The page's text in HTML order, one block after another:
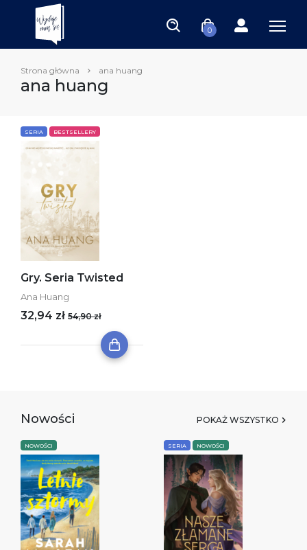
0
Strona główna ana huang
ana huang
SERIA BESTSELLERY
Gry. Seria Twisted
Ana Huang
32,94 zł 54,90 zł
Nowości POKAŻ WSZYSTKO
NOWOŚCI SERIA NOWOŚCI